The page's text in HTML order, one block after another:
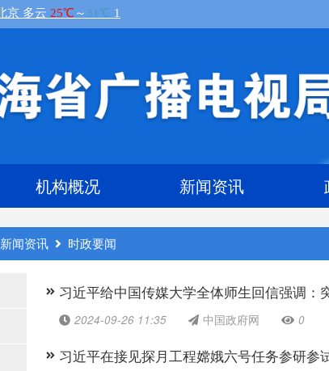
机构概况 新闻资讯
新闻资讯 时政要闻
习近平给中国传媒大学全体师生回信强调
2024-09-26 11:35 中国政府网 0
习近平在接见探月工程嫦娥六号任务参研